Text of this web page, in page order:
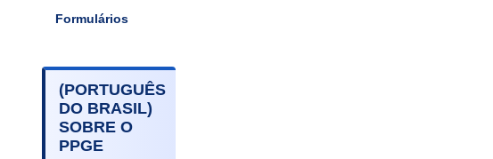
Formulários
(PORTUGUÊS
DO BRASIL)
SOBRE O
PPGE